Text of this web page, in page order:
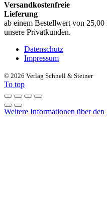
Versandkostenfreie
Lieferung
ab einem Bestellwert von
unsere Privatkunden.
Datenschutz
Impressum
© 2026 Verlag Schnell & Steiner
To top
Weitere Informationen über den